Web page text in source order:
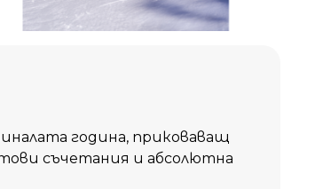
година, приковаващ
съчетания и абсолютна